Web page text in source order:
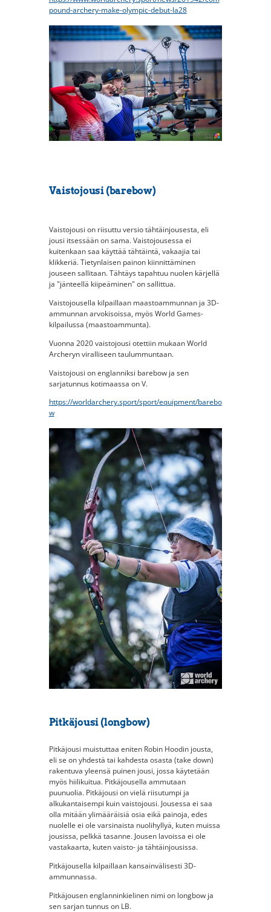
pound-archery-make-olympic-debut-la28
Vaistojousi (barebow)
Vaistojousi on riisuttu versio tähtäinjousesta, eli
jousi itsessään on sama. Vaistojousessa ei
kuitenkaan saa käyttää tähtäintä, vakaajia tai
klikkeriä. Tietynlaisen painon kiinnittäminen
jouseen sallitaan. Tähtäys tapahtuu nuolen kärjellä
ja "jänteellä kiipeäminen" on sallittua.
Vaistojousella kilpaillaan maastoammunnan ja 3D-
ammunnan arvokisoissa, myös World Games-
kilpailussa (maastoammunta).
Vuonna 2020 vaistojousi otettiin mukaan World
Archeryn viralliseen taulummuntaan.
Vaistojousi on englanniksi barebow ja sen
sarjatunnus kotimaassa on V.
https://worldarchery.sport/sport/equipment/barebo
w
Pitkäjousi (longbow)
Pitkäjousi muistuttaa eniten Robin Hoodin jousta,
eli se on yhdestä tai kahdesta osasta (take down)
rakentuva yleensä puinen jousi, jossa käytetään
myös hiilikuitua. Pitkäjousella ammutaan
puunuolia. Pitkäjousi on vielä riisutumpi ja
alkukantaisempi kuin vaistojousi. Jousessa ei saa
olla mitään ylimääräisiä osia eikä painoja, edes
nuolelle ei ole varsinaista nuolihyllyä, kuten muissa
jousissa, pelkkä tasanne. Jousen lavoissa ei ole
vastakaarta, kuten vaisto- ja tähtäinjousissa.
Pitkäjousella kilpaillaan kansainvälisesti 3D-
ammunnassa.
Pitkäjousen englanninkielinen nimi on longbow ja
sen sarjan tunnus on LB.